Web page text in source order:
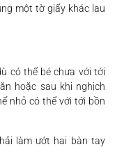
một tờ giấy khác lau
có thể bé chưa với tới
hoặc sau khi nghịch
nhỏ có thể với tới bồn
làm ướt hai bàn tay